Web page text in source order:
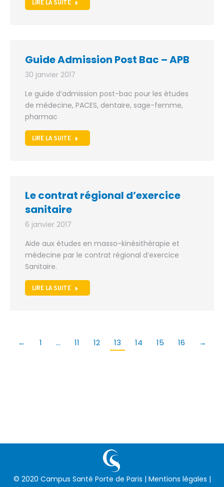
LIRE LA SUITE
Guide Admission Post Bac – APB
30 janvier 2017
Le guide d’admission post-bac pour les études
de médecine, PACES, dentaire, sage-femme,
pharmac
LIRE LA SUITE
Le contrat régional d’exercice
sanitaire
6 janvier 2017
Aide aux études en masso-kinésithérapie et
médecine par le contrat régional d’exercice
Sanitaire.
LIRE LA SUITE
← 1 … 11 12 13 14 15 16 →
© 2020 Campus Santé Porte de Paris | Mentions légales |